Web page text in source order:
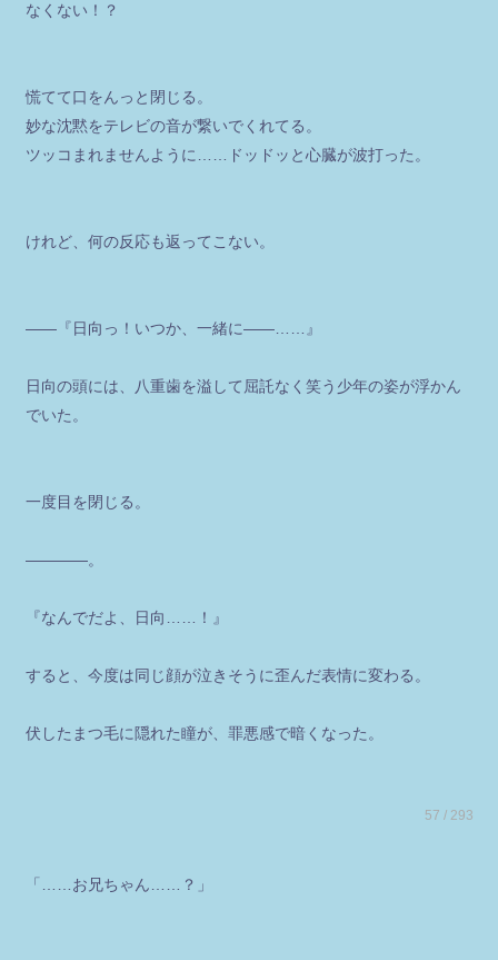
なくない！？
慌てて口をんっと閉じる。
妙な沈黙をテレビの音が繋いでくれてる。
ツッコまれませんように……ドッドッと心臓が波打った。
けれど、何の反応も返ってこない。
――『日向っ！いつか、一緒に――……』
日向の頭には、八重歯を溢して屈託なく笑う少年の姿が浮かん
でいた。
一度目を閉じる。
――――。
『なんでだよ、日向……！』
すると、今度は同じ顔が泣きそうに歪んだ表情に変わる。
伏したまつ毛に隠れた瞳が、罪悪感で暗くなった。
57 / 293
「……お兄ちゃん……？」